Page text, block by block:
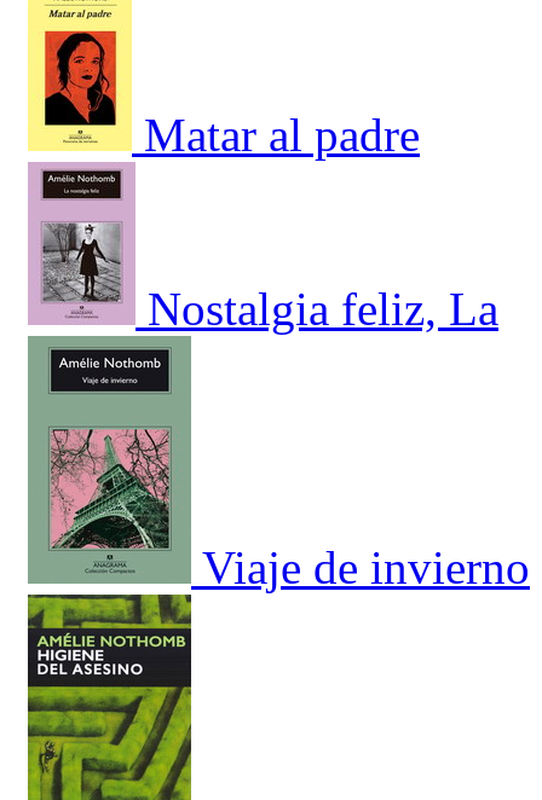
Matar al padre
Nostalgia feliz, La
Viaje de invierno